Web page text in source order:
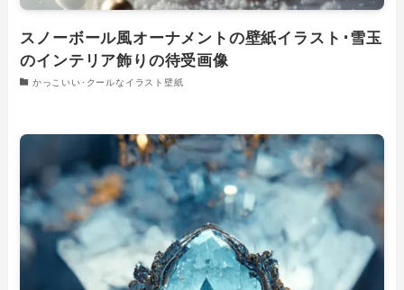
スノーボール風オーナメントの壁紙イラスト･雪玉
のインテリア飾りの待受画像
かっこいい･クールなイラスト壁紙